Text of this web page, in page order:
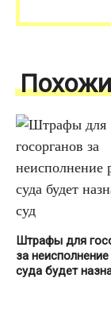
Штрафы для
за
суда будет